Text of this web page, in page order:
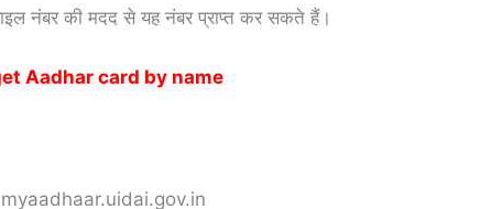
नंबर की मदद से यह नंबर प्राप्त कर सकते हैं।
Aadhar card by name
myaadhaar.uidai.gov.in